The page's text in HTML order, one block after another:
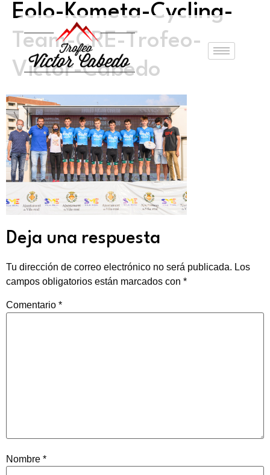
Eolo-Kometa-Cycling-
Team-CRE-Trofeo-
Victor-Cabedo
Deja una respuesta
Tu dirección de correo electrónico no será publicada. Los
campos obligatorios están marcados con *
Comentario *
Nombre *